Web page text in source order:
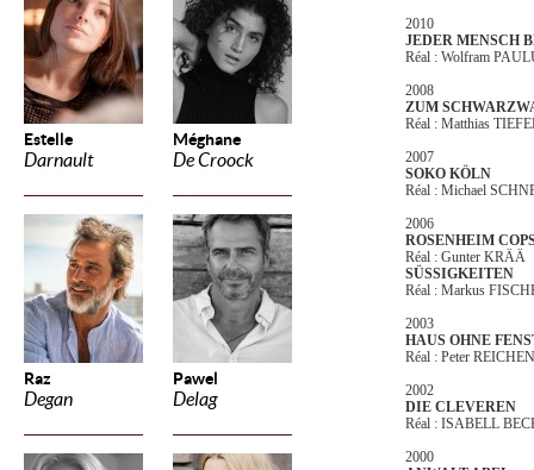
Estelle
Darnault
Méghane
De Croock
Raz
Degan
Pawel
Delag
2010
JEDER MENSCH
Réal : Wolfram
2008
ZUM
Réal : Matthias
2007
SOKO KÖLN
Réal : Michael
2006
ROSENHEIM
Réal : Gunter KRÄÄ
SÜSSIGKEITEN
Réal : Markus
2003
HAUS OHNE
Réal : Peter
2002
DIE CLEVEREN
Réal : ISABELL
2000